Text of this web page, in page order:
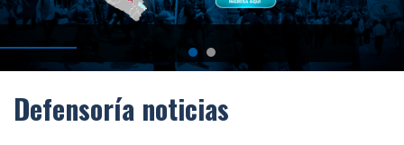
Defensoría noticias